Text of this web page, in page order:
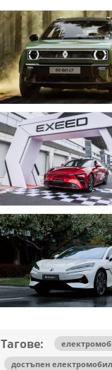
Тагове:
достъпен електромобил